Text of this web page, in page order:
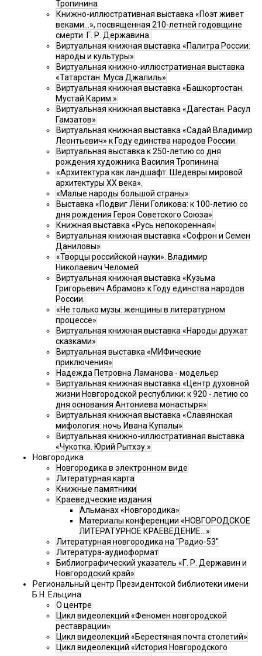
Тропинина
Книжно-иллюстративная выставка «Поэт живет
веками…», посвященная 210-летней годовщине
смерти Г. Р. Державина.
Виртуальная книжная выставка «Палитра России:
народы и культуры»
Виртуальная книжно-иллюстративная выставка
«Татарстан. Муса Джалиль»
Виртуальная книжная выставка «Башкортостан.
Мустай Карим.»
Виртуальная книжная выставка «Дагестан. Расул
Гамзатов»
Виртуальная книжная выставка «Садай Владимир
Леонтьевич» к Году единства народов России.
Виртуальная выставка к 250-летию со дня
рождения художника Василия Тропинина
«Архитектура как ландшафт. Шедевры мировой
архитектуры XX века».
«Малые народы большой страны»
Выставка «Подвиг Лёни Голикова: к 100-летию со
дня рождения Героя Советского Союза»
Книжная выставка «Русь непокоренная»
Виртуальная книжная выставка «Софрон и Семен
Даниловы»
«Творцы российской науки». Владимир
Николаевич Челомей
Виртуальная книжная выставка «Кузьма
Григорьевич Абрамов» к Году единства народов
России.
«Не только музы: женщины в литературном
процессе»
Виртуальная книжная выставка «Народы дружат
сказками»
Виртуальная выставка «МИФические
приключения»
Надежда Петровна Ламанова - модельер
Виртуальная книжная выставка «Центр духовной
жизни Новгородской республики: к 920 - летию со
дня основания Антониева монастыря»
Виртуальная книжная выставка «Славянская
мифология: ночь Ивана Купалы»
Виртуальная книжно-иллюстративная выставка
«Чукотка. Юрий Рытхэу.»
Новгородика
Новгородика в электронном виде
Литературная карта
Книжные памятники
Краеведческие издания
Альманах «Новгородика»
Материалы конференции «НОВГОРОДСКОЕ
ЛИТЕРАТУРНОЕ КРАЕВЕДЕНИЕ...»
Литературная новгородика на "Радио-53"
Литература-аудиоформат
Библиографический указатель «Г. Р. Державин и
Новгородский край»
Региональный центр Президентской библиотеки имени
Б.Н. Ельцина
О центре
Цикл видеолекций «Феномен новгородской
реставрации»
Цикл видеолекций «Берестяная почта столетий»
Цикл видеолекций «История Новгородского